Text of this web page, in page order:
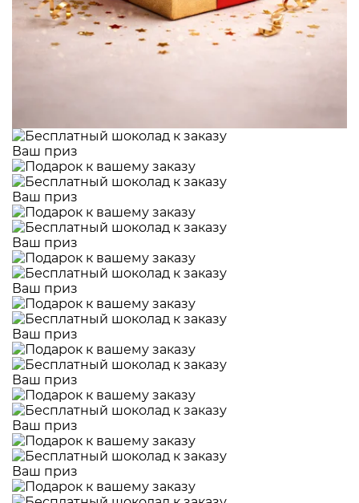
Ваш приз
Ваш приз
Ваш приз
Ваш приз
Ваш приз
Ваш приз
Ваш приз
Ваш приз